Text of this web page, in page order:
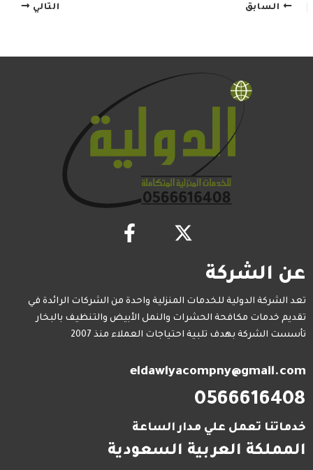
السابق التالي
عن الشركة
تعد الشركة الدولية للخدمات المنزلية واحدة من الشركات الرائدة في
تقديم خدمات مكافحة الحشرات والنمل الأبيض والتنظيف بالبخار
تأسست الشركة بهدف تلبية احتياجات العملاء منذ 2007
eldawlyacompny@gmail.com
0566616408
خدماتنا تعمل علي مدار الساعة
المملكة العربية السعودية